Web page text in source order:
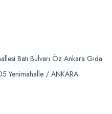
Batı Bulvarı Öz Ankara Gıda
Yenimahalle / ANKARA